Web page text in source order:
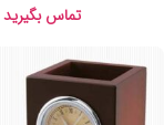
تماس بگیرید